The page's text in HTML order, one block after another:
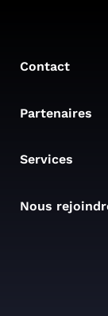
Contact
Partenaires
Services
Nous